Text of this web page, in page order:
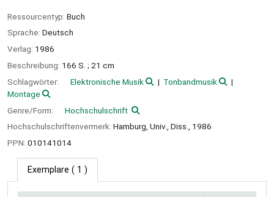
Ressourcentyp: Buch
Sprache: Deutsch
Verlag: 1986
Beschreibung: 166 S. ; 21 cm
Schlagwörter:
Elektronische Musik
Tonbandmusik
Montage
Genre/Form:
Hochschulschrift
Hochschulschriftenvermerk: Hamburg, Univ., Diss., 1986
PPN: 010141014
Exemplare ( 1 )